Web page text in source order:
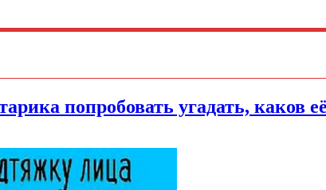
попробовать угадать, каков